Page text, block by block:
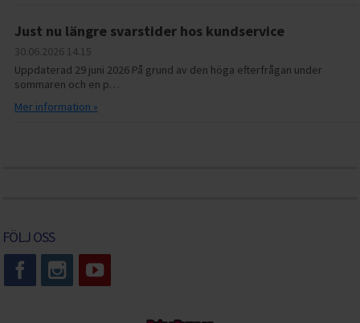
Just nu längre svarstider hos kundservice
30.06.2026 14.15
Uppdaterad 29 juni 2026 På grund av den höga efterfrågan under
sommaren och en p…
Mer information »
FÖLJ OSS